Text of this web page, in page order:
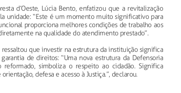
d’Oeste, Lúcia Bento, enfatizou que a revitalização
unidade: “Este é um momento muito significativo para
proporciona melhores condições de trabalho aos
na qualidade do atendimento prestado”.
que investir na estrutura da instituição significa
de direitos: “Uma nova estrutura da Defensoria
simboliza o respeito ao cidadão. Significa
defesa e acesso à Justiça.”, declarou.